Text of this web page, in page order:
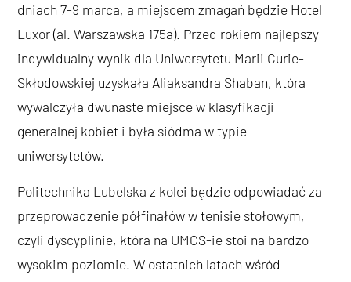
dniach 7-9 marca, a miejscem zmagań będzie Hotel
Luxor (al. Warszawska 175a). Przed rokiem najlepszy
indywidualny wynik dla Uniwersytetu Marii Curie-
Skłodowskiej uzyskała Aliaksandra Shaban, która
wywalczyła dwunaste miejsce w klasyfikacji
generalnej kobiet i była siódma w typie
uniwersytetów.
Politechnika Lubelska z kolei będzie odpowiadać za
przeprowadzenie półfinałów w tenisie stołowym,
czyli dyscyplinie, która na UMCS-ie stoi na bardzo
wysokim poziomie. W ostatnich latach wśród